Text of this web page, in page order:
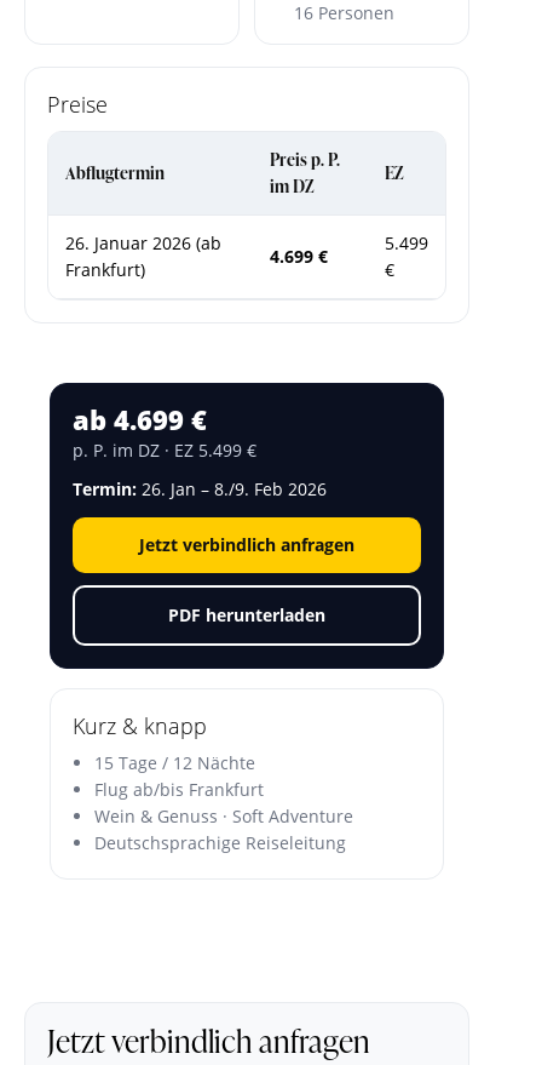
16 Personen
Preise
Abflugtermin
Preis p. P.
im DZ
EZ
26. Januar 2026 (ab
Frankfurt)
4.699 €
5.499
€
ab 4.699 €
p. P. im DZ · EZ 5.499 €
Termin: 26. Jan – 8./9. Feb 2026
Jetzt verbindlich anfragen
PDF herunterladen
Kurz & knapp
15 Tage / 12 Nächte
Flug ab/bis Frankfurt
Wein & Genuss · Soft Adventure
Deutschsprachige Reiseleitung
Jetzt verbindlich anfragen